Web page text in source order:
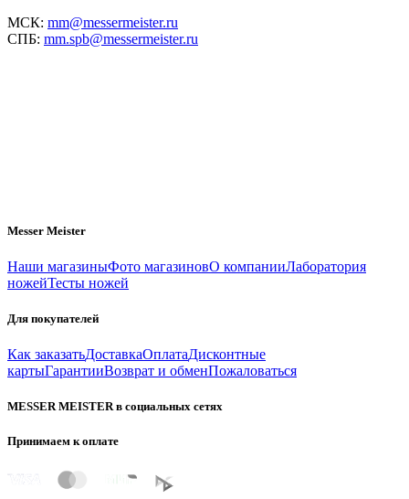
МСК: mm@messermeister.ru
СПБ: mm.spb@messermeister.ru
Messer Meister
Наши магазиныФото магазиновО компанииЛаборатория
ножейТесты ножей
Для покупателей
Как заказатьДоставкаОплатаДисконтные
картыГарантииВозврат и обменПожаловаться
MESSER MEISTER в социальных сетях
Принимаем к оплате